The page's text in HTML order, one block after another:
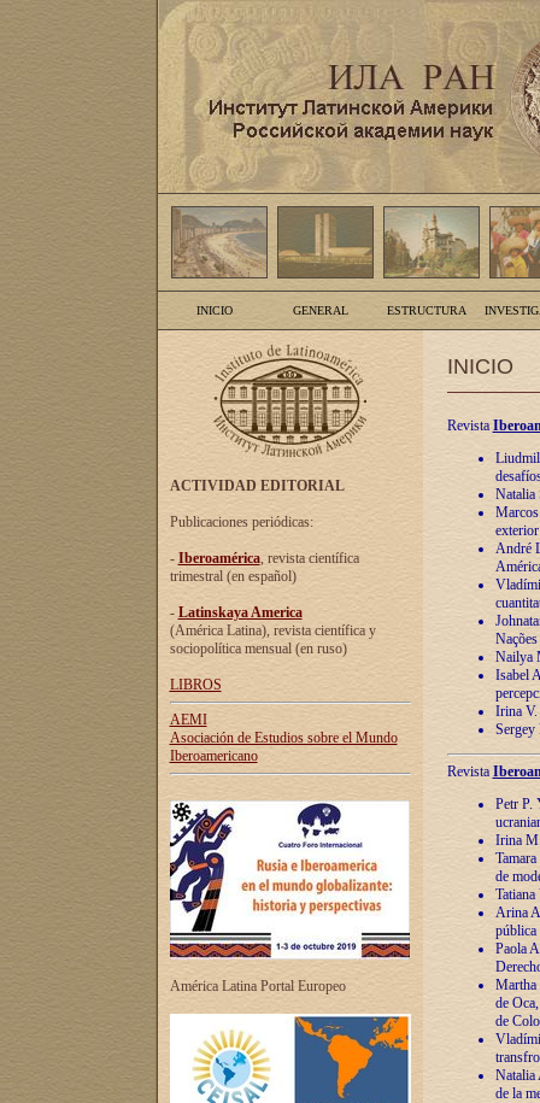
INICIO GENERAL ESTRUCTURA
ACTIVIDAD EDITORIAL
Publicaciones periódicas:
- Iberoamérica, revista científica
trimestral (en español)
- Latinskaya America
(América Latina), revista científica y
sociopolítica mensual (en ruso)
LIBROS
AEMI
Asociación de Estudios sobre el Mundo
Iberoamericano
América Latina Portal Europeo
INICIO
Revista
Natalia
André
Nailya
Isabel
Irina V.
Sergey
Revista
Petr P.
Irina
de
Arina
pública
Paola
Martha
de
de
Natalia
de la